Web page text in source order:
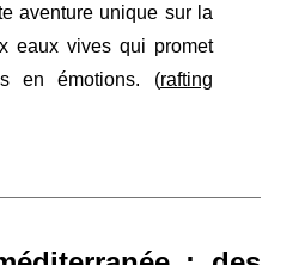
aventure unique sur la
eaux vives qui promet
en émotions. (rafting